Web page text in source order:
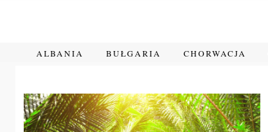
ALBANIA BUŁGARIA CHORWACJA